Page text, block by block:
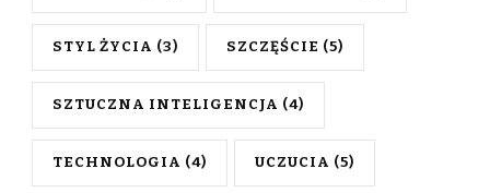
STYL ŻYCIA (3) SZCZĘŚCIE (5)
SZTUCZNA INTELIGENCJA (4)
TECHNOLOGIA (4) UCZUCIA (5)